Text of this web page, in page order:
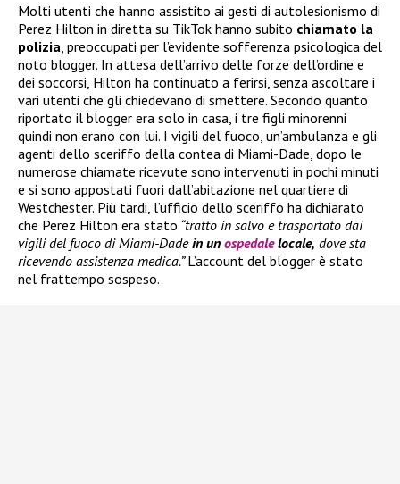
Molti utenti che hanno assistito ai gesti di autolesionismo di
Perez Hilton in diretta su TikTok hanno subito chiamato la
polizia , preoccupati per l’evidente sofferenza psicologica del
noto blogger. In attesa dell’arrivo delle forze dell’ordine e
dei soccorsi, Hilton ha continuato a ferirsi, senza ascoltare i
vari utenti che gli chiedevano di smettere. Secondo quanto
riportato il blogger era solo in casa, i tre figli minorenni
quindi non erano con lui. I vigili del fuoco, un’ambulanza e gli
agenti dello sceriffo della contea di Miami-Dade, dopo le
numerose chiamate ricevute sono intervenuti in pochi minuti
e si sono appostati fuori dall’abitazione nel quartiere di
Westchester. Più tardi, l’ufficio dello sceriffo ha dichiarato
che Perez Hilton era stato “tratto in salvo e trasportato dai
vigili del fuoco di Miami-Dadein un ospedalelocale, dove sta
ricevendo assistenza medica.”L’account del blogger è stato
nel frattempo sospeso.